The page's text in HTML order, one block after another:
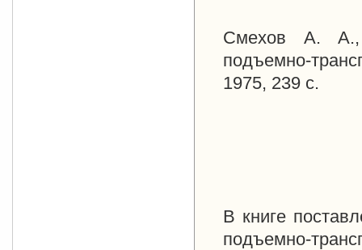
Смехов А. А.,
подъемно-
1975, 239 с.
В книге
подъемно-